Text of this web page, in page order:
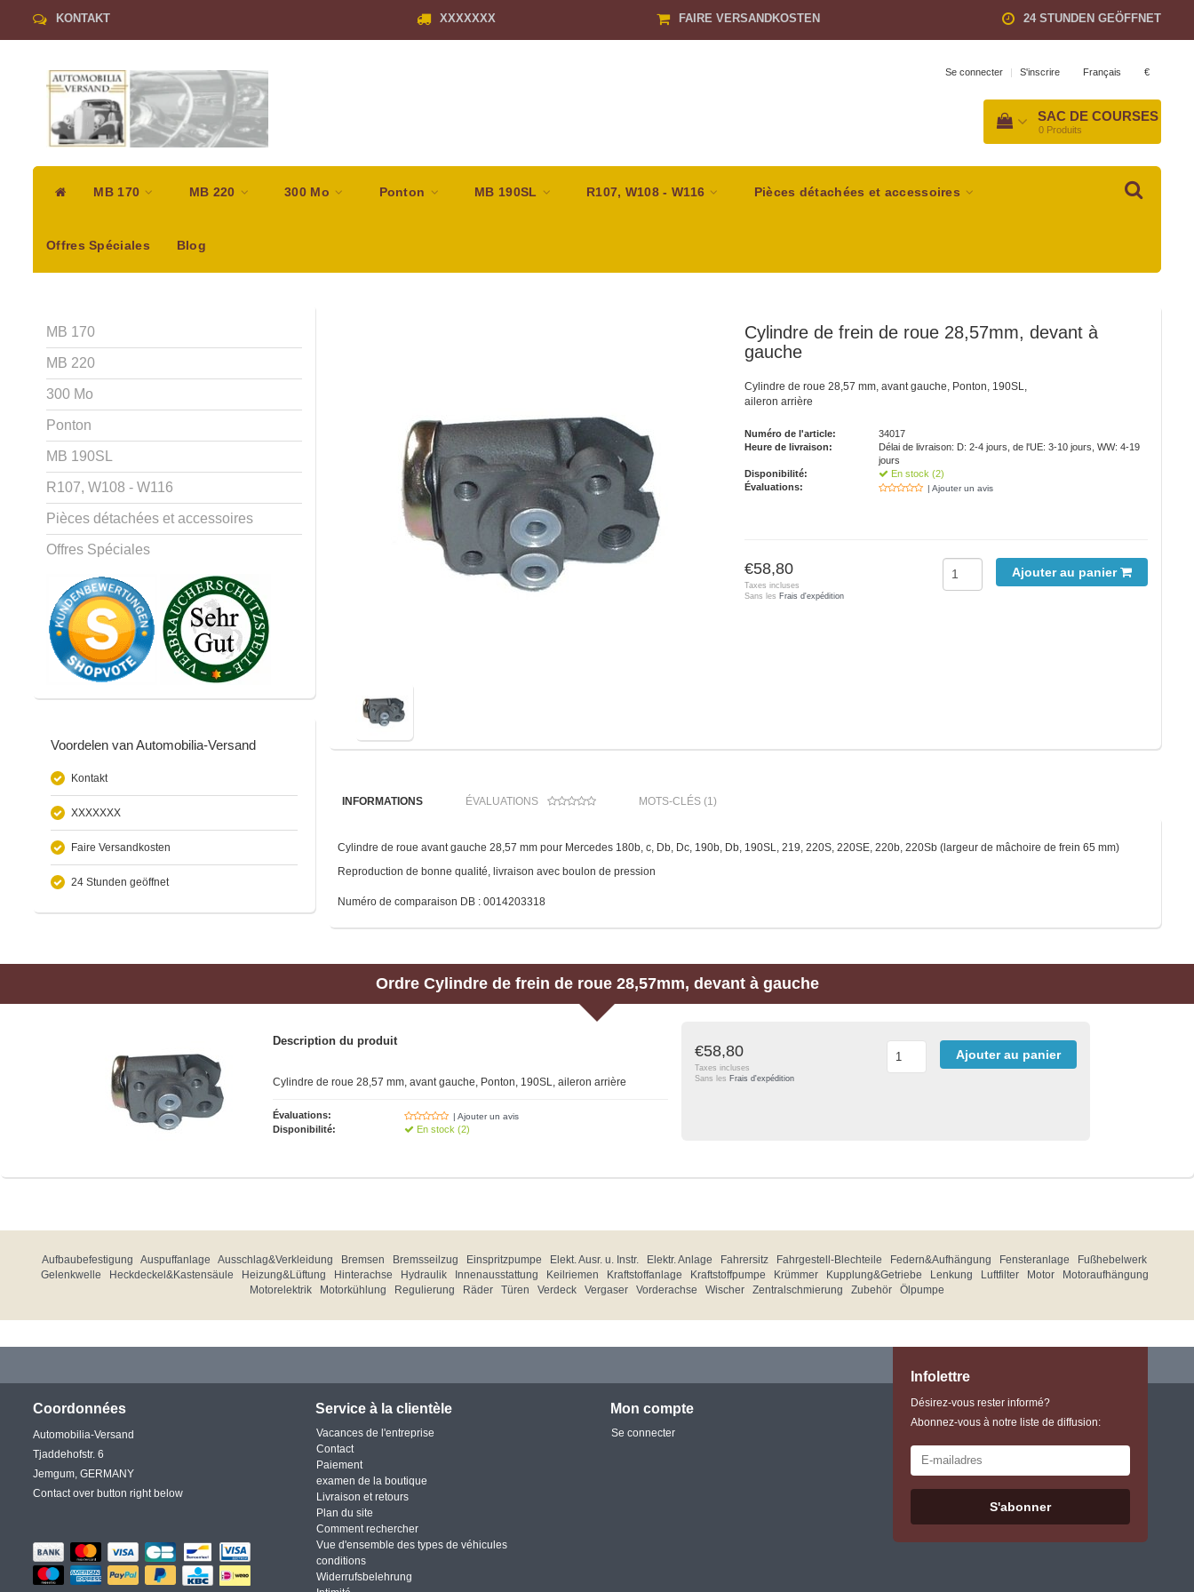
KONTAKT XXXXXXX FAIRE VERSANDKOSTEN 24 STUNDEN GEÖFFNET
Se connecter | S'inscrire Français €
SAC DE COURSES
0 Produits
MB 170 MB 220 300 Mo Ponton MB 190SL R107, W108 - W116 Pièces détachées et accessoires
Offres Spéciales Blog
MB 170
MB 220
300 Mo
Ponton
MB 190SL
R107, W108 - W116
Pièces détachées et accessoires
Offres Spéciales
Voordelen van Automobilia-Versand
Kontakt
XXXXXXX
Faire Versandkosten
24 Stunden geöffnet
Cylindre de frein de roue 28,57mm, devant à
gauche
Cylindre de roue 28,57 mm, avant gauche, Ponton, 190SL,
aileron arrière
Numéro de l'article:
34017
Heure de livraison:
Délai de livraison: D: 2-4 jours, de l'UE: 3-10 jours, WW: 4-19
jours
Disponibilité:
En stock (2)
Évaluations:
| Ajouter un avis
€58,80
Taxes incluses
Sans les Frais d'expédition
Ajouter au panier
INFORMATIONS ÉVALUATIONS MOTS-CLÉS (1)
Cylindre de roue avant gauche 28,57 mm pour Mercedes 180b, c, Db, Dc, 190b, Db, 190SL, 219, 220S, 220SE, 220b, 220Sb (largeur de mâchoire de frein 65 mm)
Reproduction de bonne qualité, livraison avec boulon de pression
Numéro de comparaison DB : 0014203318
Ordre Cylindre de frein de roue 28,57mm, devant à gauche
Description du produit
Cylindre de roue 28,57 mm, avant gauche, Ponton, 190SL, aileron arrière
Évaluations: | Ajouter un avis
Disponibilité: En stock (2)
€58,80
Taxes incluses
Sans les Frais d'expédition
Ajouter au panier
Aufbaubefestigung Auspuffanlage Ausschlag&Verkleidung Bremsen Bremsseilzug Einspritzpumpe Elekt. Ausr. u. Instr. Elektr. Anlage Fahrersitz Fahrgestell-Blechteile Federn&Aufhängung Fensteranlage
Fußhebelwerk
Gelenkwelle
Heckdeckel&Kastensäule Heizung&Lüftung Hinterachse Hydraulik Innenausstattung Keilriemen Kraftstoffanlage Kraftstoffpumpe Krümmer Kupplung&Getriebe Lenkung Luftfilter Motor
Motoraufhängung
Motorelektrik
Motorkühlung Regulierung Räder Türen Verdeck Vergaser Vorderachse Wischer Zentralschmierung Zubehör Ölpumpe
Coordonnées
Automobilia-Versand
Tjaddehofstr. 6
Jemgum, GERMANY
Contact over button right below
Service à la clientèle
Vacances de l'entreprise
Contact
Paiement
examen de la boutique
Livraison et retours
Plan du site
Comment rechercher
Vue d'ensemble des types de véhicules
conditions
Widerrufsbelehrung
Mon compte
Se connecter
Infolettre
Désirez-vous rester informé?
Abonnez-vous à notre liste de diffusion:
S'abonner